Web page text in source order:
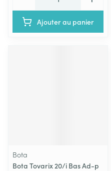
Ajouter au panier
Bota
Bota Tovarix 20/i Bas Ad-p